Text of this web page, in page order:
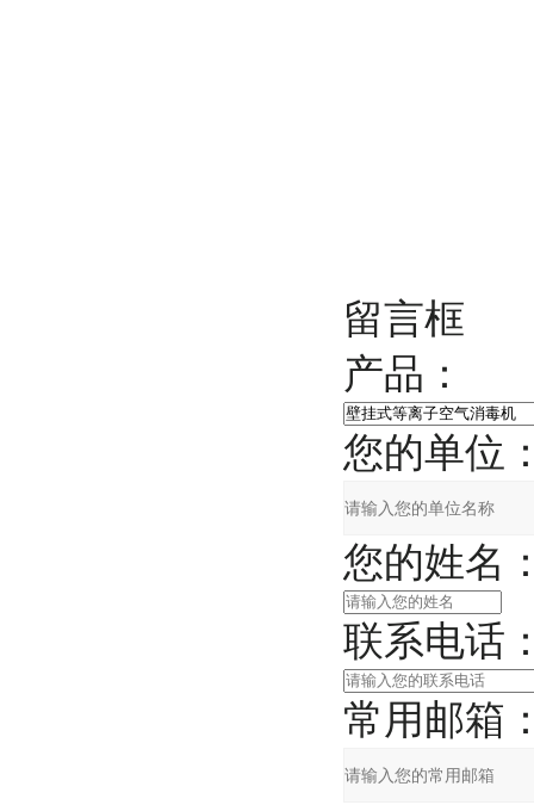
留言框
产品：
您的单位
您的姓名
联系电话
常用邮箱